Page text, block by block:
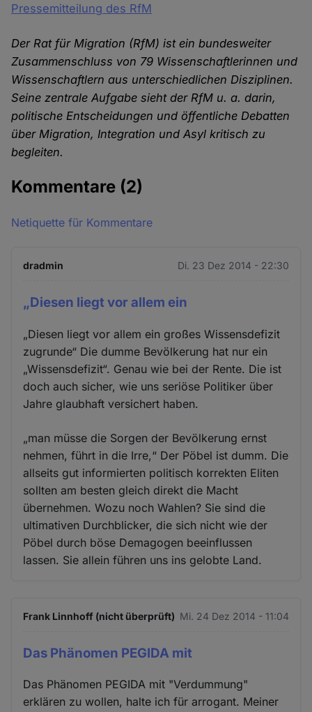
Pressemitteilung des RfM
Der Rat für Migration (RfM) ist ein bundesweiter
Zusammenschluss von 79 Wissenschaftlerinnen und
Wissenschaftlern aus unterschiedlichen Disziplinen.
Seine zentrale Aufgabe sieht der RfM u. a. darin,
politische Entscheidungen und öffentliche Debatten
über Migration, Integration und Asyl kritisch zu
begleiten.
Kommentare (2)
Netiquette für Kommentare
dradmin Di. 23 Dez 2014 - 22:30
„Diesen liegt vor allem ein
„Diesen liegt vor allem ein großes Wissensdefizit
zugrunde“ Die dumme Bevölkerung hat nur ein
„Wissensdefizit“. Genau wie bei der Rente. Die ist
doch auch sicher, wie uns seriöse Politiker über
Jahre glaubhaft versichert haben.
„man müsse die Sorgen der Bevölkerung ernst
nehmen, führt in die Irre,“ Der Pöbel ist dumm. Die
allseits gut informierten politisch korrekten Eliten
sollten am besten gleich direkt die Macht
übernehmen. Wozu noch Wahlen? Sie sind die
ultimativen Durchblicker, die sich nicht wie der
Pöbel durch böse Demagogen beeinflussen
lassen. Sie allein führen uns ins gelobte Land.
Frank Linnhoff (nicht überprüft) Mi. 24 Dez 2014 - 11:04
Das Phänomen PEGIDA mit
Das Phänomen PEGIDA mit "Verdummung"
erklären zu wollen, halte ich für arrogant. Meiner